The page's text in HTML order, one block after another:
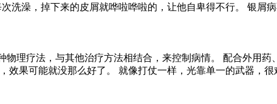
洗澡，掉下来的皮屑就哗啦哗啦的，让他自卑得不行。 银屑
理疗法，与其他治疗方法相结合，来控制病情。 配合外用
果可能就没那么好了。 就像打仗一样，光靠单一的武器，很